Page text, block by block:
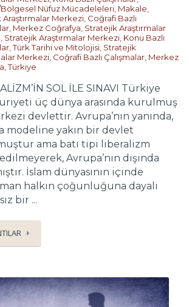
Nüfuz Mücadeleleri Makale
Araştırmalar Merkezi Coğrafi Bazlı
Merkez Coğrafya Stratejik Araştırmalar
Stratejik Araştırmalar Merkezi Konu Bazlı
,Türk Tarihi ve Mitolojisi Stratejik
Merkezi Coğrafi Bazlı Çalışmalar Merkez
,Türkiye
SOL İLE SINAVI Türkiye
üç dünya arasında kurulmuş
devlettir. Avrupa’nın yanında,
modeline yakın bir devlet
ama batı tipi liberalizm
Avrupa’nın dışında
İslam dünyasının içinde
halkın çoğunluğuna dayalı
bir ...